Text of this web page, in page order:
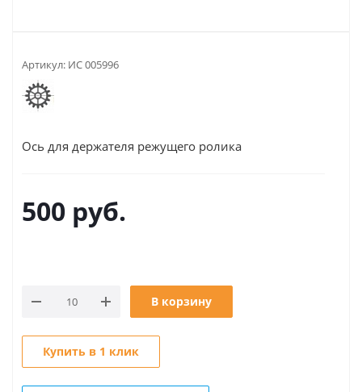
Артикул: ИС 005996
Ось для держателя режущего ролика
500 руб.
В корзину
Купить в 1 клик